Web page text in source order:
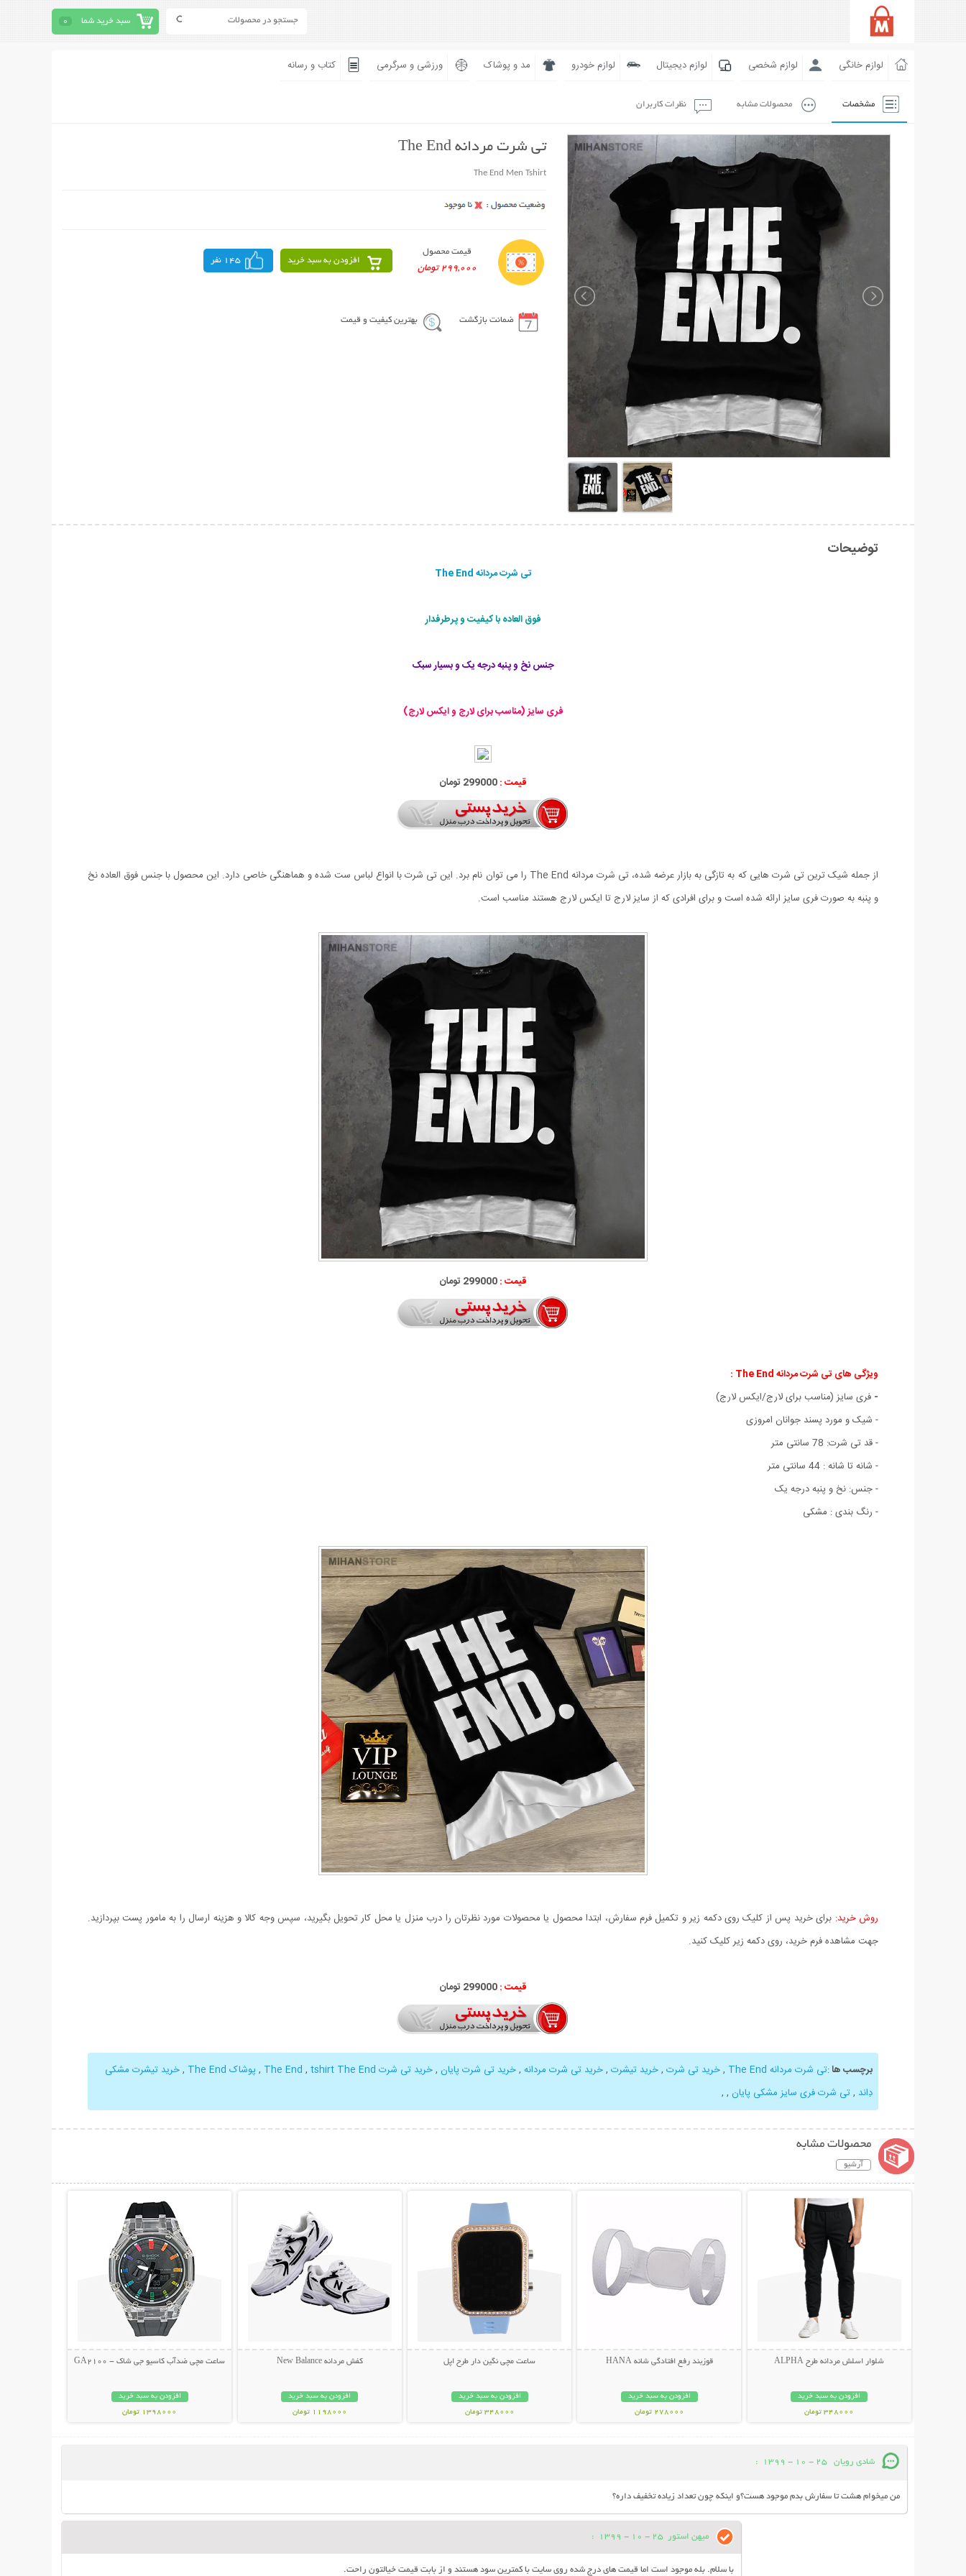
سبد خرید شما 0
لوازم خانگی لوازم شخصی لوازم دیجیتال لوازم خودرو مد و پوشاک ورزشی و سرگرمی کتاب و رسانه
مشخصات محصولات مشابه نظرات کاربران
تی شرت مردانه The End
The End Men Tshirt
قیمت محصول
299,000 تومان
افزودن به سبد خرید 145 نفر
ضمانت بازگشت بهترین کیفیت و قیمت
توضیحات
تی شرت مردانه The End
فوق العاده با کیفیت و پرطرفدار
جنس نخ و پنبه درجه یک و بسیار سبک
فری سایز (مناسب برای لارج و ایکس لارج)
قیمت :299000 تومان
از جمله شیک ترین تی شرت هایی که به تازگی به بازار عرضه شده، تی شرت مردانه The End را می توان نام برد. این تی شرت با انواع لباس ست شده و هماهنگی خاصی دارد. این محصول با جنس فوق العاده نخ
و پنبه به صورت فری سایز ارائه شده است و برای افرادی که از سایز لارج تا ایکس لارج هستند مناسب است.
قیمت :299000 تومان
ویژگی های تی شرت مردانه The End :
- فری سایز (مناسب برای لارج/ایکس لارج)
- شیک و مورد پسند جوانان امروزی
- قد تی شرت: 78 سانتی متر
- شانه تا شانه : 44 سانتی متر
- جنس: نخ و پنبه درجه یک
- رنگ بندی : مشکی
روش خرید: برای خرید پس از کلیک روی دکمه زیر و تکمیل فرم سفارش، ابتدا محصول یا محصولات مورد نظرتان را درب منزل یا محل کار تحویل بگیرید، سپس وجه کالا و هزینه ارسال را به مامور پست بپردازید.
جهت مشاهده فرم خرید، روی دکمه زیر کلیک کنید.
قیمت :299000 تومان
برچسب ها:تی شرت مردانه The End ,خرید تی شرت ,خرید تیشرت ,خرید تی شرت مردانه ,خرید تی شرت پایان ,خرید تی شرت The End , tshirt The End
, پوشاک The End ,خرید تیشرت مشکی
دِاند , تی شرت فری سایز مشکی پایان ,
,
محصولات مشابه
آرشیو
شلوار اسلش مردانه طرح ALPHA
افزودن به سبد خرید
348000 تومان
قوزبند رفع افتادگی شانه HANA
افزودن به سبد خرید
278000 تومان
ساعت مچی نگین دار طرح اپل
افزودن به سبد خرید
348000 تومان
کفش مردانه New Balance
افزودن به سبد خرید
1198000 تومان
ساعت مچی ضدآب کاسیو جی شاک - GA2100
افزودن به سبد خرید
1398000 تومان
شادی رویان 25 - 10 - 1399
:
من میخوام هشت تا سفارش بدم موجود هست؟و اینکه چون تعداد زیاده تخفیف داره؟
میهن استور 25 - 10 - 1399
:
با سلام. بله موجود است اما قیمت های درج شده روی سایت با کمترین سود هستند و از بابت قیمت خیالتون راحت.